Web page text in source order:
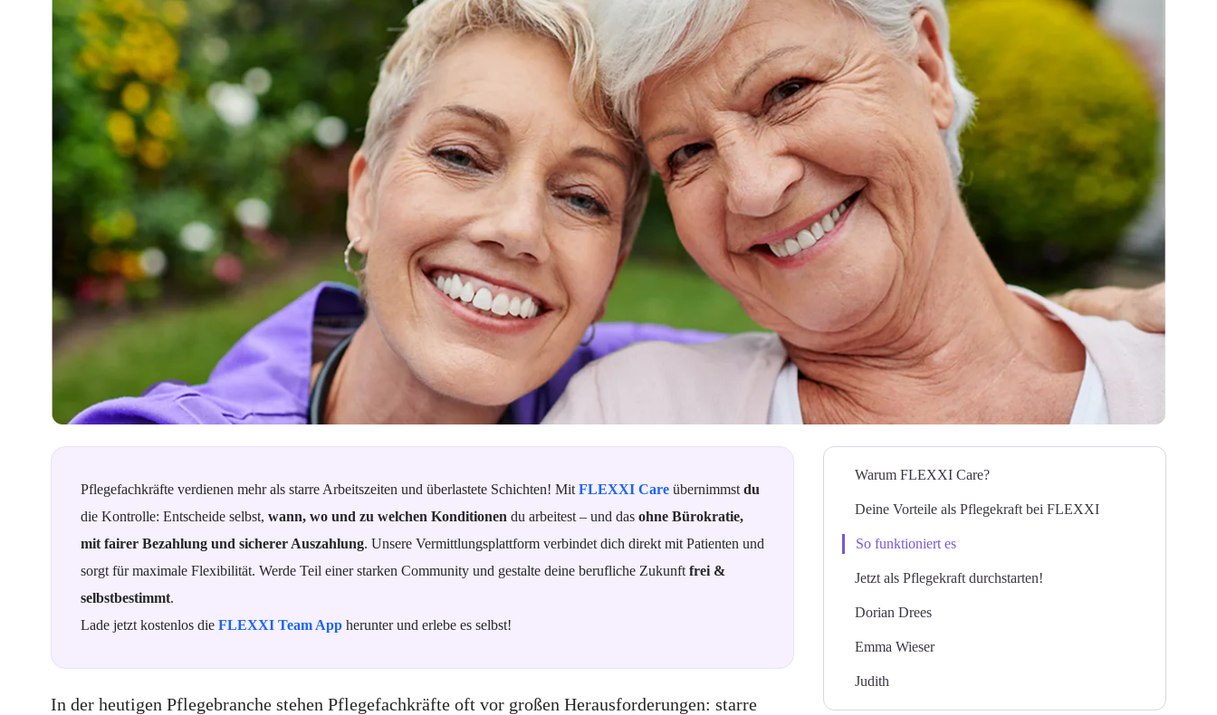
Pflegefachkräfte verdienen mehr als starre Arbeitszeiten und überlastete Schichten! Mit FLEXXI Care übernimmst du
die Kontrolle: Entscheide selbst, wann, wo und zu welchen Konditionen du arbeitest – und das ohne Bürokratie,
mit fairer Bezahlung und sicherer Auszahlung. Unsere Vermittlungsplattform verbindet dich direkt mit Patienten und
sorgt für maximale Flexibilität. Werde Teil einer starken Community und gestalte deine berufliche Zukunft frei &
selbstbestimmt.
Lade jetzt kostenlos die FLEXXI Team App herunter und erlebe es selbst!
In der heutigen Pflegebranche stehen Pflegefachkräfte oft vor großen Herausforderungen: starre
Warum FLEXXI Care?
Deine Vorteile als Pflegekraft bei FLEXXI
So funktioniert es
Jetzt als Pflegekraft durchstarten!
Dorian Drees
Emma Wieser
Judith